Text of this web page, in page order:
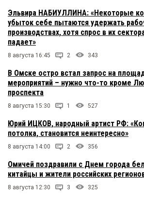
Эльвира НАБИУЛЛИНА: «Некоторые
убыток себе пытаются удержать
производствах, хотя спрос в их
падает»
8 августа 16:45 2 343
В Омске остро встал запрос на
мероприятий – нужно что-то кроме
проспекта
8 августа 15:30 1 527
Юрий ИЦКОВ, народный артист РФ:
потолка, становится неинтересно»
8 августа 14:00 2 356
Омичей поздравили с Днем города
китайцы и жители российских
8 августа 12:30 3 325